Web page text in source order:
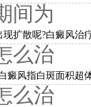
间为
扩散呢?白癜风治
么治
癜风指白斑面积超
么治